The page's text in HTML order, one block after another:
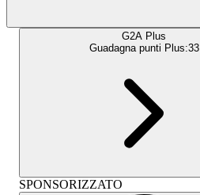
G2A Plus
Guadagna punti Plus:33
SPONSORIZZATO